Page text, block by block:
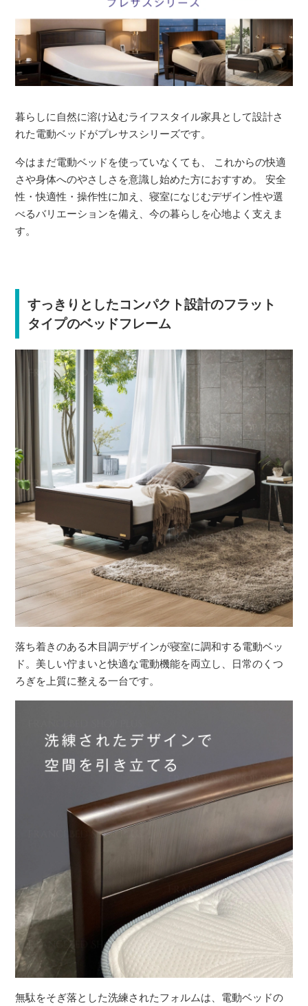
暮らしに自然に溶け込むライフスタイル家具として設計さ
れた電動ベッドがプレサスシリーズです。
今はまだ電動ベッドを使っていなくても、 これからの快適
さや身体へのやさしさを意識し始めた方におすすめ。 安全
性・快適性・操作性に加え、寝室になじむデザイン性や選
べるバリエーションを備え、今の暮らしを心地よく支えま
す。
すっきりとしたコンパクト設計のフラット
タイプのベッドフレーム
落ち着きのある木目調デザインが寝室に調和する電動ベッ
ド。美しい佇まいと快適な電動機能を両立し、日常のくつ
ろぎを上質に整える一台です。
無駄をそぎ落とした洗練されたフォルムは、電動ベッドの